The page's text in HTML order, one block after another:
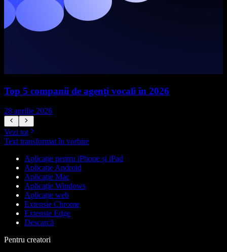
Top 5 companii de agenți vocali în 2026
28 aprilie 2026
Vezi tot
Text transformat în vorbire
Aplicație pentru iPhone și iPad
Aplicație Android
Aplicație Mac
Aplicație Windows
Aplicație web
Extensie Chrome
Extensie Edge
Descarcă
Pentru creatori